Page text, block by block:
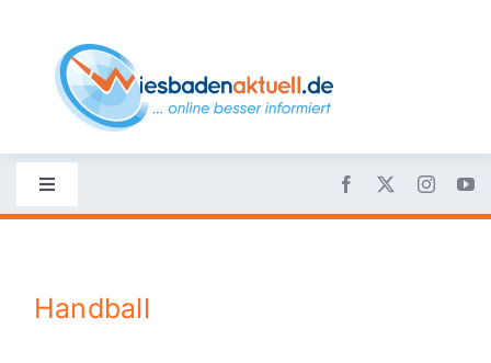
content
Toggle
Navigation
Nachrichten
Handball